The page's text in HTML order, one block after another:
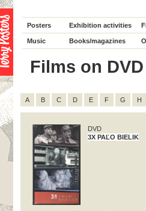
Posters Exhibition activities
Music Books/magazines
Films on
A B C D E F G H
DVD
3X PAĽO BIELIK